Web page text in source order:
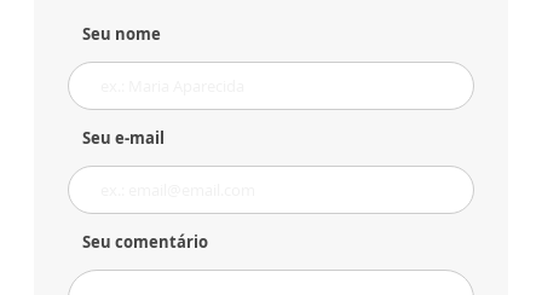
Seu nome
Seu e-mail
Seu comentário